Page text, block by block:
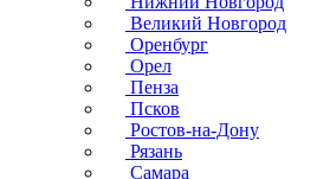
Великий Новгород
Оренбург
Орел
Пенза
Псков
Ростов-на-Дону
Рязань
Самара